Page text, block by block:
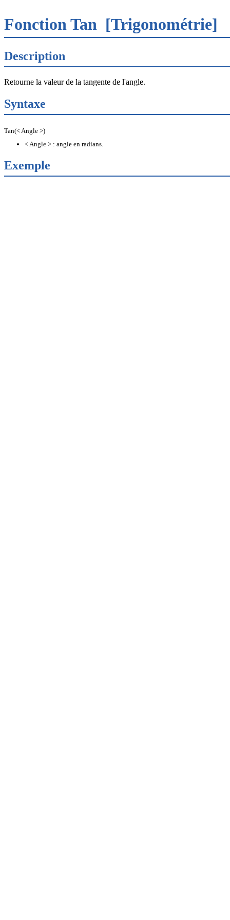
Fonction Tan [Trigonométrie]
Description
Retourne la valeur de la tangente de l'angle.
Syntaxe
Tan(< Angle >)
< Angle > : angle en radians.
Exemple